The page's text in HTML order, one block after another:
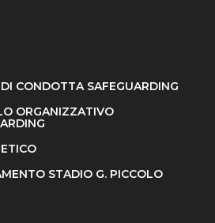
CONDOTTA SAFEGUARDING
ORGANIZZATIVO
STADIO G. PICCOLO